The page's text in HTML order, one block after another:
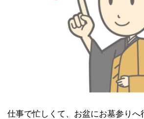
仕事で忙しくて、お盆にお墓参りへ